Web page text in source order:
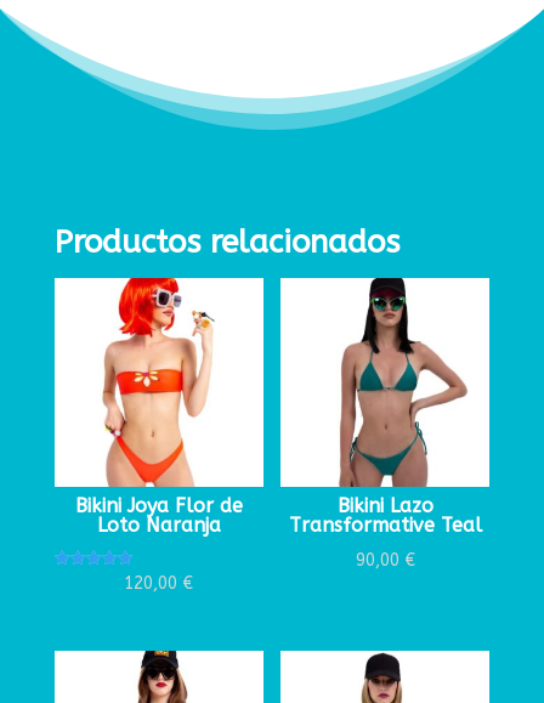
Productos relacionados
Bikini Joya Flor de
Loto Naranja
120,00 €
Bikini Lazo
Transformative Teal
90,00 €